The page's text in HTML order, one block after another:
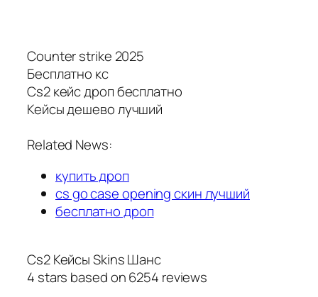
Counter strike 2025
Бесплатно кс
Cs2 кейс дроп бесплатно
Кейсы дешево лучший
Related News:
купить дроп
cs go case opening скин лучший
бесплатно дроп
Cs2 Кейсы Skins Шанс
4 stars based on6254 reviews